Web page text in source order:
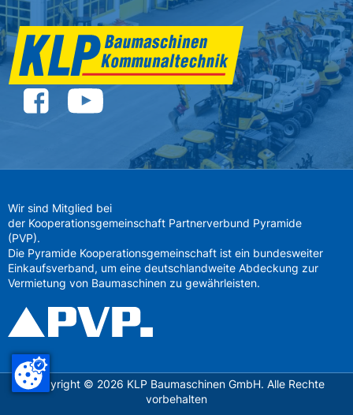
Wir sind Mitglied bei
der Kooperationsgemeinschaft Partnerverbund Pyramide
(PVP).
Die Pyramide Kooperationsgemeinschaft ist ein bundesweiter
Einkaufsverband, um eine deutschlandweite Abdeckung zur
Vermietung von Baumaschinen zu gewährleisten.
Copyright © 2026 KLP Baumaschinen GmbH. Alle Rechte
vorbehalten